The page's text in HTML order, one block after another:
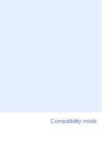
Compatibility mode